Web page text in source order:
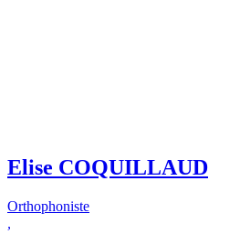
Elise COQUILLAUD
Orthophoniste